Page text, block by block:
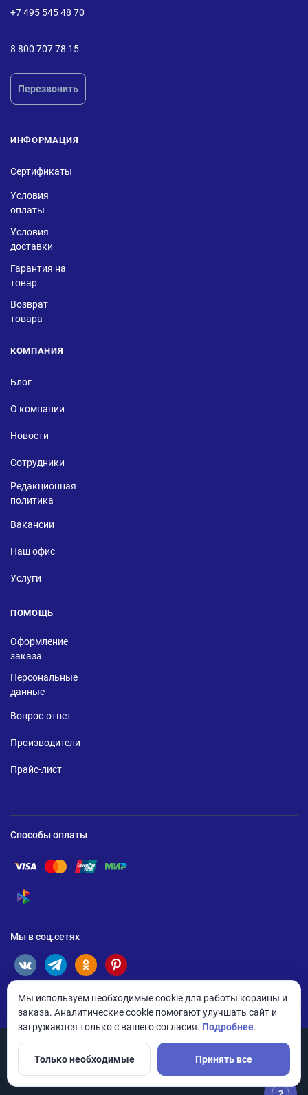
+7 495 545 48 70
8 800 707 78 15
Перезвонить
ИНФОРМАЦИЯ
Сертификаты
Условия
оплаты
Условия
доставки
Гарантия на
товар
Возврат
товара
КОМПАНИЯ
Блог
О компании
Новости
Сотрудники
Редакционная
политика
Вакансии
Наш офис
Услуги
ПОМОЩЬ
Оформление
заказа
Персональные
данные
Вопрос-ответ
Производители
Прайс-лист
Способы оплаты
Помощь по оплате Visa
Помощь по оплате Mastercard
Помощь по оплате UnionPay
Помощь по оплате Мир
Помощь по оплате СБП
Мы в соц.сетях
© 2026 ANDPRO / ООО «АНД-Системс»
Мы используем необходимые cookie для работы корзины и
заказа. Аналитические cookie помогают улучшать сайт и
загружаются только с вашего согласия. Подробнее.
Только необходимые Принять все